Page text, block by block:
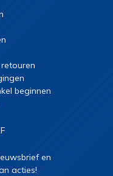
beginnen
en
acties!